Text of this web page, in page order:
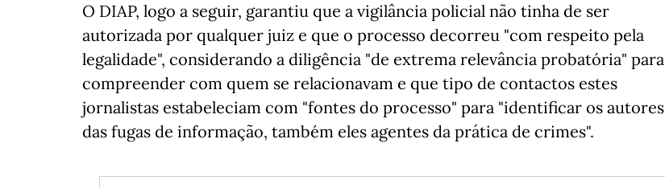
O DIAP, logo a seguir, garantiu que a vigilância policial não tinha de ser
autorizada por qualquer juiz e que o processo decorreu "com respeito pela
legalidade", considerando a diligência "de extrema relevância probatória" para
compreender com quem se relacionavam e que tipo de contactos estes
jornalistas estabeleciam com "fontes do processo" para "identificar os autores
das fugas de informação, também eles agentes da prática de crimes".